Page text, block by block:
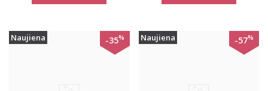
Naujiena -35% Naujiena -57%